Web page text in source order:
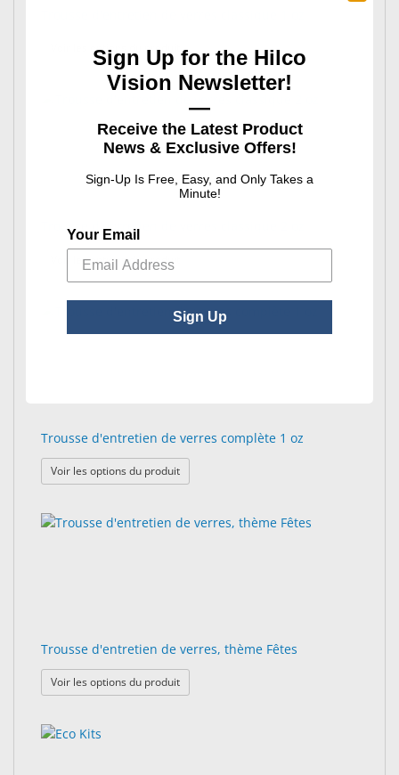
Voir les options du produit : Trousse d'entretien de verres classique 1
Trousse d'entretien de verres classique 2 oz
Voir les options du produit
Trousse d'entretien de verres complète 1 oz
Voir les options du produit: Trousse d'entretien de verres complète 1
Trousse d'entretien de verres, thème Fêtes
Voir les options du produit: Trousse d'entretien de verres, thème Fêtes
Sign Up for the Hilco
Vision Newsletter!
—
Receive the Latest Product
News & Exclusive Offers!
Sign-Up Is Free, Easy, and Only Takes a
Minute!
Your Email
Sign Up